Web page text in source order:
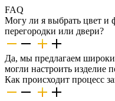
FAQ
Могу ли я выбрать цвет и
перегородки или двери?
Да, мы предлагаем
могли настроить изделие
Как происходит процесс